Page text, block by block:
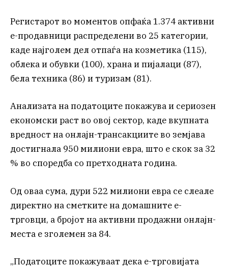
Регистарот во моментов опфаќа 1.374 активни
е-продавници распределени во 25 категории,
каде најголем дел отпаѓа на козметика (115),
облека и обувки (100), храна и пијалаци (87),
бела техника (86) и туризам (81).
Анализата на податоците покажува и сериозен
економски раст во овој сектор, каде вкупната
вредност на онлајн-трансакциите во земјава
достигнала 950 милиони евра, што е скок за 32
% во споредба со претходната година.
Од оваа сума, дури 522 милиони евра се слеале
директно на сметките на домашните е-
трговци, а бројот на активни продажни онлајн-
места е зголемен за 84.
„Податоците покажуваат дека е-трговијата